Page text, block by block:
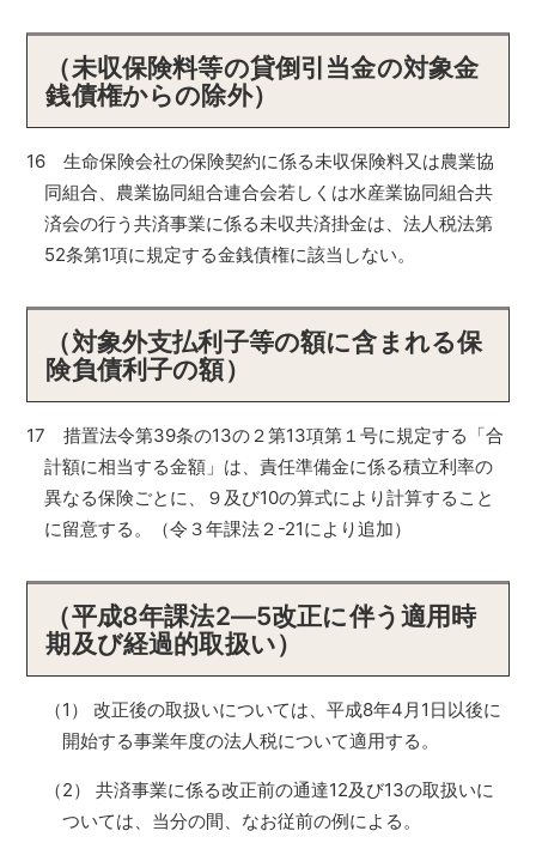
（未収保険料等の貸倒引当金の対象金
銭債権からの除外）
16 生命保険会社の保険契約に係る未収保険料又は農業協
同組合、農業協同組合連合会若しくは水産業協同組合共
済会の行う共済事業に係る未収共済掛金は、法人税法第
52条第1項に規定する金銭債権に該当しない。
（対象外支払利子等の額に含まれる保
険負債利子の額）
17 措置法令第39条の13の２第13項第１号に規定する「合
計額に相当する金額」は、責任準備金に係る積立利率の
異なる保険ごとに、９及び10の算式により計算すること
に留意する。（令３年課法２-21により追加）
（平成8年課法2―5改正に伴う適用時
期及び経過的取扱い）
（1） 改正後の取扱いについては、平成8年4月1日以後に
開始する事業年度の法人税について適用する。
（2） 共済事業に係る改正前の通達12及び13の取扱いに
ついては、当分の間、なお従前の例による。